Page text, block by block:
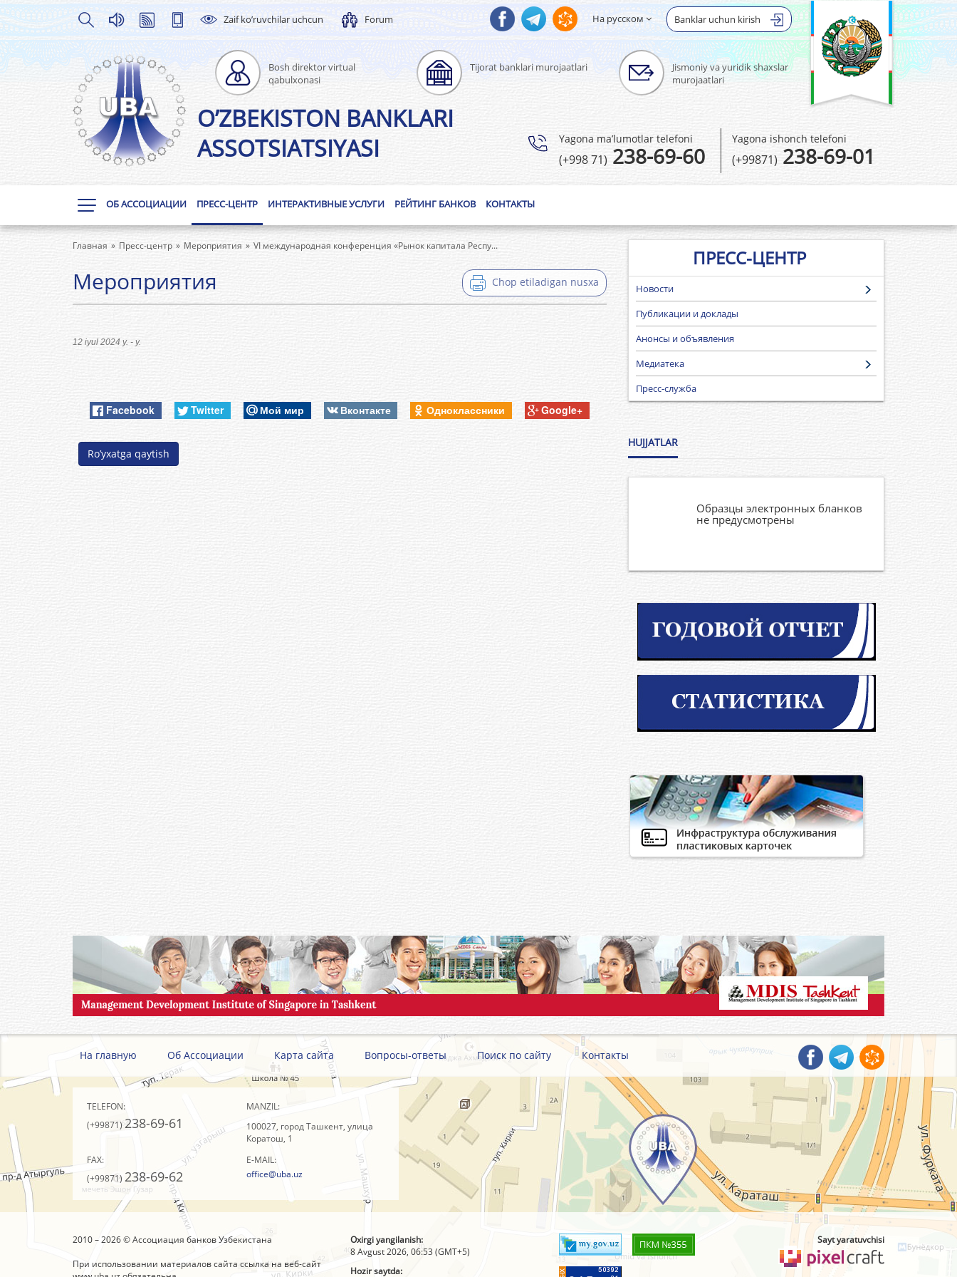
Zaif ko’ruvchilar uchcun Forum Banklar uchun kirish
На русском
Bosh direktor virtual
qabulxonasi
Tijorat banklari murojaatlari
Jismoniy va yuridik shaxslar
murojaatlari
O’ZBEKISTON BANKLARI
ASSOTSIATSIYASI
Yagona ma’lumotlar telefoni
(+998 71)238-69-60
Yagona ishonch telefoni
(+99871) 238-69-01
ОБ АССОЦИАЦИИ ПРЕСС-ЦЕНТР ИНТЕРАКТИВНЫЕ УСЛУГИ РЕЙТИНГ БАНКОВ КОНТАКТЫ
Главная Пресс-центр Мероприятия VI международная конференция «Рынок капитала Респу...
Chop etiladigan nusxa
Мероприятия
12 iyul 2024 y. - y.
Facebook Twitter Мой мир Вконтакте Одноклассники Google+
Ro’yxatga qaytish
ПРЕСС-ЦЕНТР
Новости
Публикации и доклады
Анонсы и объявления
Медиатека
Пресс-служба
HUJJATLAR
Образцы электронных бланков
не предусмотрены
На главную Об Ассоциации Карта сайта Вопросы-ответы Поиск по сайту Контакты
TELEFON:
(+99871)238-69-61
MANZIL:
100027, город Ташкент, улица
Коратош, 1
FAX:
(+99871) 238-69-62
E-MAIL:
office@uba.uz
2010 – 2026 © Ассоциация банков Узбекистана
При использовании материалов сайта ссылка на веб-сайт
Oxirgi yangilanish:
8 Avgust 2026, 06:53 (GMT+5)
Hozir saytda:
Sayt yaratuvchisi